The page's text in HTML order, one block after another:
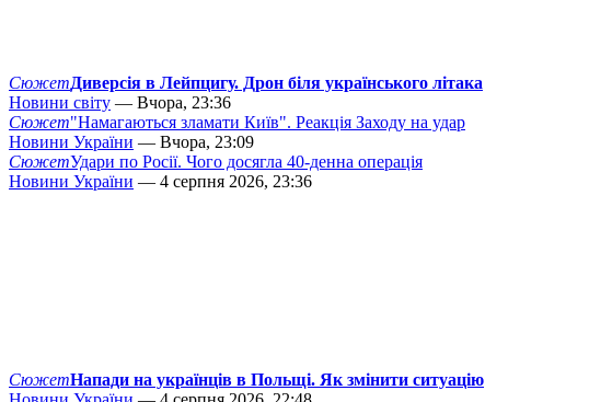
СюжетДиверсія в Лейпцигу. Дрон біля українського літака
Новини світу — Вчора, 23:36
Сюжет"Намагаються зламати Київ". Реакція Заходу на удар
Новини України — Вчора, 23:09
СюжетУдари по Росії. Чого досягла 40-денна операція
Новини України — 4 серпня 2026, 23:36
СюжетНапади на українців в Польщі. Як змінити ситуацію